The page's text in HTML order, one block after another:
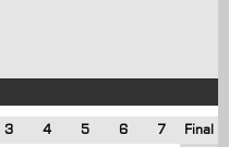
3 4 5 6 7
Final